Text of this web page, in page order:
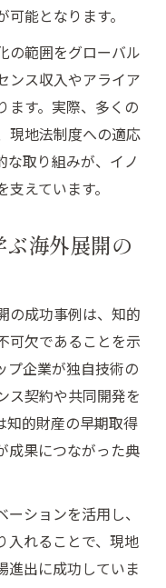
能となります。
の範囲をグローバル
ンス収入やアライア
ます。実際、多くの
現地法制度への適応
な取り組みが、イノ
えています。
海外展開の
の成功事例は、知的
可欠であることを示
プ企業が独自技術の
ス契約や共同開発を
知的財産の早期取得
成果につながった典
ションを活用し、
入れることで、現地
進出に成功していま